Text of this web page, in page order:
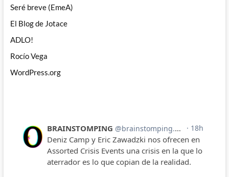
Seré breve (EmeA)
El Blog de Jotace
ADLO!
Rocío Vega
WordPress.org